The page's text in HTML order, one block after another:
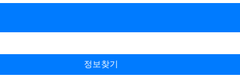
정보찾기